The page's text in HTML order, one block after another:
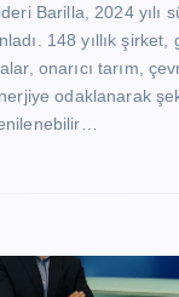
Barilla, 2024 yılı
148 yıllık
onarıcı tarım,
odaklanarak